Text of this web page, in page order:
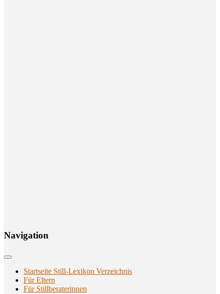
Navi­ga­ti­on
Startseite Still-Lexikon Verzeichnis
Für Eltern
Für Stillberaterinnen